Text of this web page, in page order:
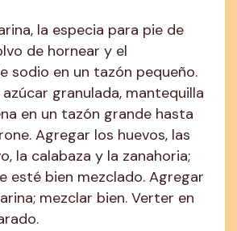
la especia para pie de
de hornear y el
sodio en un tazón pequeño.
granulada, mantequilla
en un tazón grande hasta
Agregar los huevos, las
la calabaza y la zanahoria;
esté bien mezclado. Agregar
mezclar bien. Verter en